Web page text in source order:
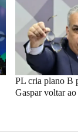
PL cria plano B
Gaspar voltar ao